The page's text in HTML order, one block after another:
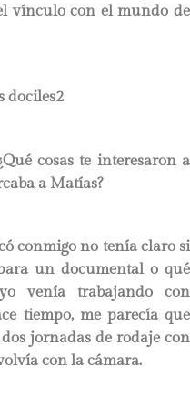
vínculo con el mundo de
cosas te interesaron a
a Matías?
conmigo no tenía claro si
un documental o qué
venía trabajando con
tiempo, me parecía que
jornadas de rodaje con
con la cámara.